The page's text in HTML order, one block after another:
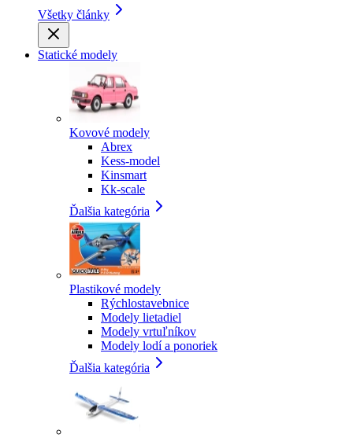
Všetky články
Statické modely
Kovové modely
Abrex
Kess-model
Kinsmart
Kk-scale
Ďalšia kategória
Plastikové modely
Rýchlostavebnice
Modely lietadiel
Modely vrtuľníkov
Modely lodí a ponoriek
Ďalšia kategória